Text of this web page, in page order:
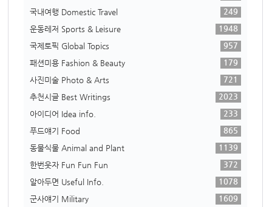
국내여행 Domestic Travel
249
운동레저 Sports & Leisure
1948
국제토픽 Global Topics
957
패션미용 Fashion & Beauty
179
사진미술 Photo & Arts
721
추천시글 Best Writings
2023
아이디어 Idea info.
233
푸드얘기 Food
865
동물식물 Animal and Plant
1139
한번웃자 Fun Fun Fun
372
알아두면 Useful Info.
1078
군사얘기 Military
1609